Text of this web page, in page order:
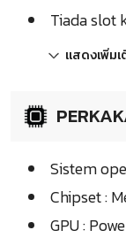
Tiada slot
แสดงเพิ่มเ
Sistem
Chipset :
GPU :